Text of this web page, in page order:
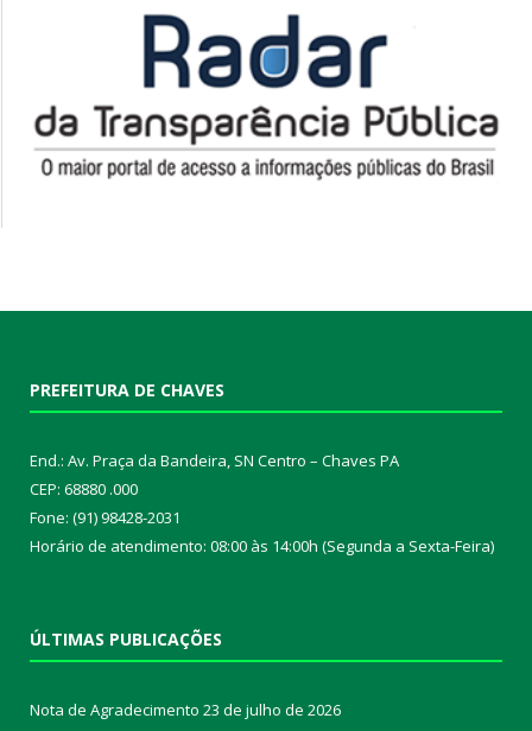
PREFEITURA DE CHAVES
End.: Av. Praça da Bandeira, SN Centro – Chaves PA
CEP: 68880 .000
Fone: (91) 98428-2031
Horário de atendimento: 08:00 às 14:00h (Segunda a Sexta-Feira)
ÚLTIMAS PUBLICAÇÕES
Nota de Agradecimento 23 de julho de 2026